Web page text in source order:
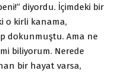
diyordu. İçimdeki bir
o kirli kanama,
dokunmuştu. Ama ne
biliyorum. Nerede
bir hayat varsa,